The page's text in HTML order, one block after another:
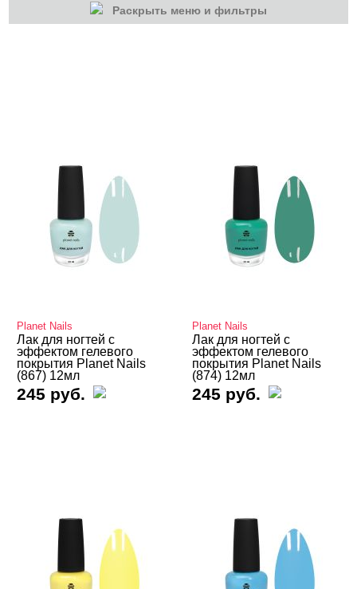
Раскрыть меню и фильтры
Planet Nails
Лак для ногтей с
эффектом гелевого
покрытия Planet Nails
(867) 12мл
245 руб.
Planet Nails
Лак для ногтей с
эффектом гелевого
покрытия Planet Nails
(874) 12мл
245 руб.